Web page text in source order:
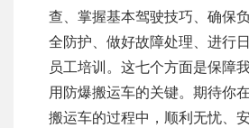
查、掌握基本驾驶技巧、确保
全防护、做好故障处理、进行
员工培训。这七个方面是保障
用防爆搬运车的关键。期待你
搬运车的过程中，顺利无忧、